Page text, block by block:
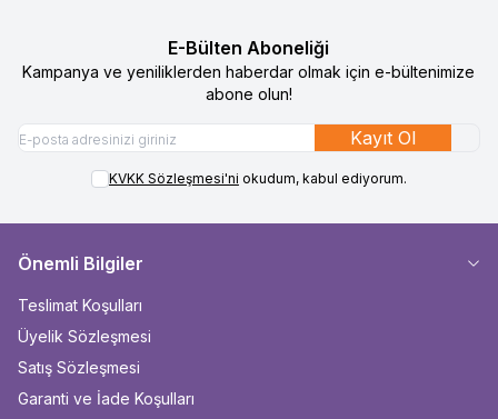
E-Bülten Aboneliği
Kampanya ve yeniliklerden haberdar olmak için e-bültenimize
abone olun!
Kayıt Ol
KVKK Sözleşmesi'ni okudum, kabul ediyorum.
Önemli Bilgiler
Teslimat Koşulları
Üyelik Sözleşmesi
Satış Sözleşmesi
Garanti ve İade Koşulları